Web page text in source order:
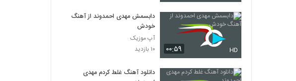
۰۰:۵۹ HD
دابسمش مهدی احمدوند از آهنگ
خودش
آپ موزیک
۱۰ بازدید
دانلود آهنگ غلط کردم مهدی